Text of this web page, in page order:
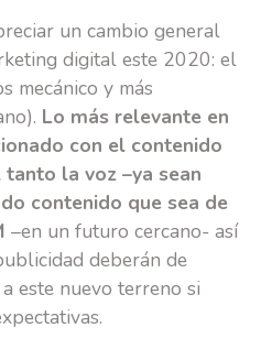
un cambio general
digital este 2020: el
mecánico y más
Lo más relevante en
con el contenido
la voz –ya sean
contenido que sea de
–en un futuro cercano- así
deberán de
este nuevo terreno si